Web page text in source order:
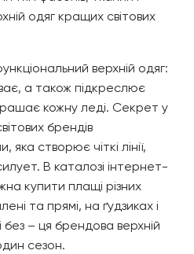
одяг кращих світових
верхній одяг:
а також підкреслює
кожну леді. Секрет у
брендів
яка створює чіткі лінії,
В каталозі інтернет-
купити плащі різних
та прямі, на ґудзиках і
– ця брендова верхній
сезон.